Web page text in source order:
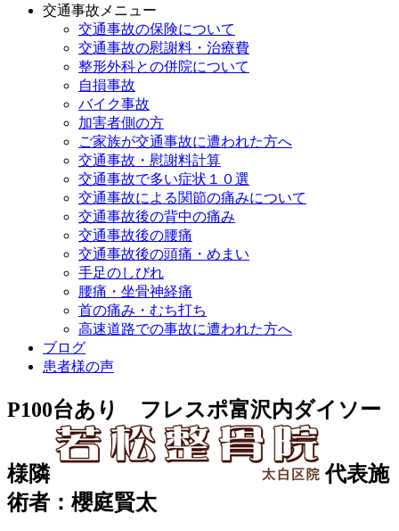
交通事故メニュー
交通事故の保険について
交通事故の慰謝料・治療費
整形外科との併院について
自損事故
バイク事故
加害者側の方
ご家族が交通事故に遭われた方へ
交通事故・慰謝料計算
交通事故で多い症状１０選
交通事故による関節の痛みについて
交通事故後の背中の痛み
交通事故後の腰痛
交通事故後の頭痛・めまい
手足のしびれ
腰痛・坐骨神経痛
首の痛み・むち打ち
高速道路での事故に遭われた方へ
ブログ
患者様の声
P100台あり フレスポ富沢内ダイソー
様隣
代表施
術者：櫻庭賢太